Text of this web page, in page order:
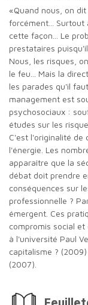
«Quand nous, on dit à la direction : "On va dans le mur", on y va
forcément...
cette façon... Le
prestataires
Nous, les risques,
le feu... Mais la
les parades qu'il
management est
psychosociaux :
études sur les
C'est l'originalité de
l'énergie. Les
apparaître que la
débat doit prendre
conséquences sur
professionnelle ?
émergent. Ces
compromis social
à l'université Paul
capitalisme ?
(2007).